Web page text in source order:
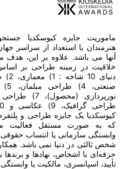
ماموریت جایزه کیوسکدیا
هنرمندان با استعداد از سراسر
آنها می باشد. علاوه بر این، هدف
خلاقیت در زمینه طراحی بر
کیوسکدیا یک جایزه طراحی و
که به صورت مستقل فعالیت
وابستگی سازمانی یا انتساب حقوقی
شخص ثالثی در دنیا نمی باشد.
حرفه‌ای با اشخاص، نهادها و
تأیید، اسپانسری، مالکیت یا